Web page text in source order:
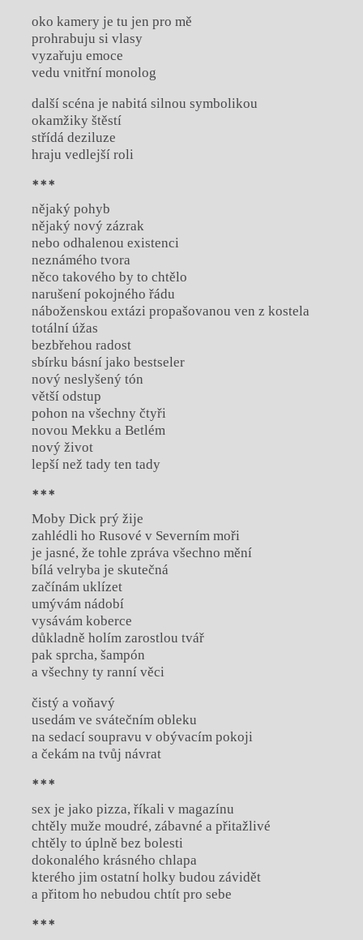
oko kamery je tu jen pro mě
prohrabuju si vlasy
vyzařuju emoce
vedu vnitřní monolog
další scéna je nabitá silnou symbolikou
okamžiky štěstí
střídá deziluze
hraju vedlejší roli
***
nějaký pohyb
nějaký nový zázrak
nebo odhalenou existenci
neznámého tvora
něco takového by to chtělo
narušení pokojného řádu
náboženskou extázi propašovanou ven z kostela
totální úžas
bezbřehou radost
sbírku básní jako bestseler
nový neslyšený tón
větší odstup
pohon na všechny čtyři
novou Mekku a Betlém
nový život
lepší než tady ten tady
***
Moby Dick prý žije
zahlédli ho Rusové v Severním moři
je jasné, že tohle zpráva všechno mění
bílá velryba je skutečná
začínám uklízet
umývám nádobí
vysávám koberce
důkladně holím zarostlou tvář
pak sprcha, šampón
a všechny ty ranní věci
čistý a voňavý
usedám ve svátečním obleku
na sedací soupravu v obývacím pokoji
a čekám na tvůj návrat
***
sex je jako pizza, říkali v magazínu
chtěly muže moudré, zábavné a přitažlivé
chtěly to úplně bez bolesti
dokonalého krásného chlapa
kterého jim ostatní holky budou závidět
a přitom ho nebudou chtít pro sebe
***